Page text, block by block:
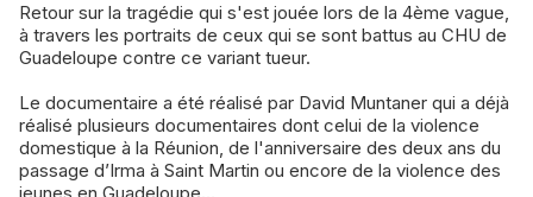
Retour sur la tragédie qui s'est jouée lors de la 4ème vague,
à travers les portraits de ceux qui se sont battus au CHU de
Guadeloupe contre ce variant tueur.
Le documentaire a été réalisé par David Muntaner qui a déjà
réalisé plusieurs documentaires dont celui de la violence
domestique à la Réunion, de l'anniversaire des deux ans du
passage d’Irma à Saint Martin ou encore de la violence des